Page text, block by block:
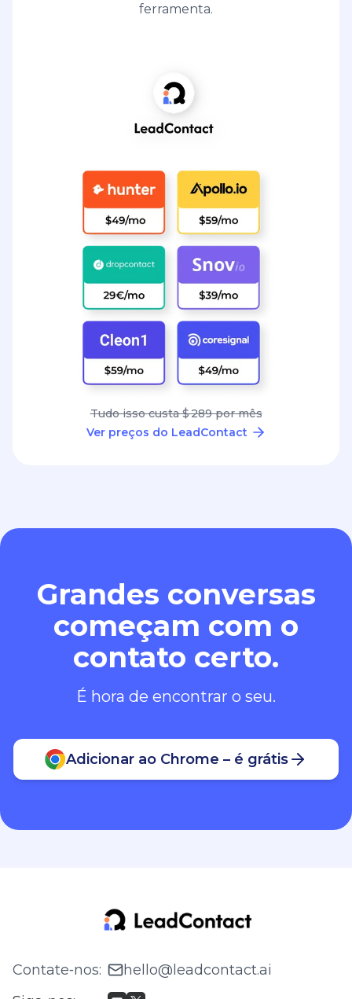
ferramenta.
Tudo isso custa $ 289 por mês
Ver preços do LeadContact
Grandes conversas
começam com o
contato certo.
É hora de encontrar o seu.
Adicionar ao Chrome – é grátis
Contate‑nos:
hello@leadcontact.ai